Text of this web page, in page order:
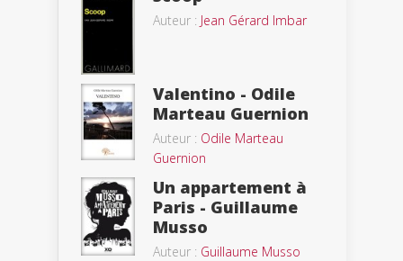
Auteur : Jean Gérard Imbar
Valentino - Odile
Marteau Guernion
Auteur : Odile Marteau
Guernion
Un appartement à
Paris - Guillaume
Musso
Auteur : Guillaume Musso